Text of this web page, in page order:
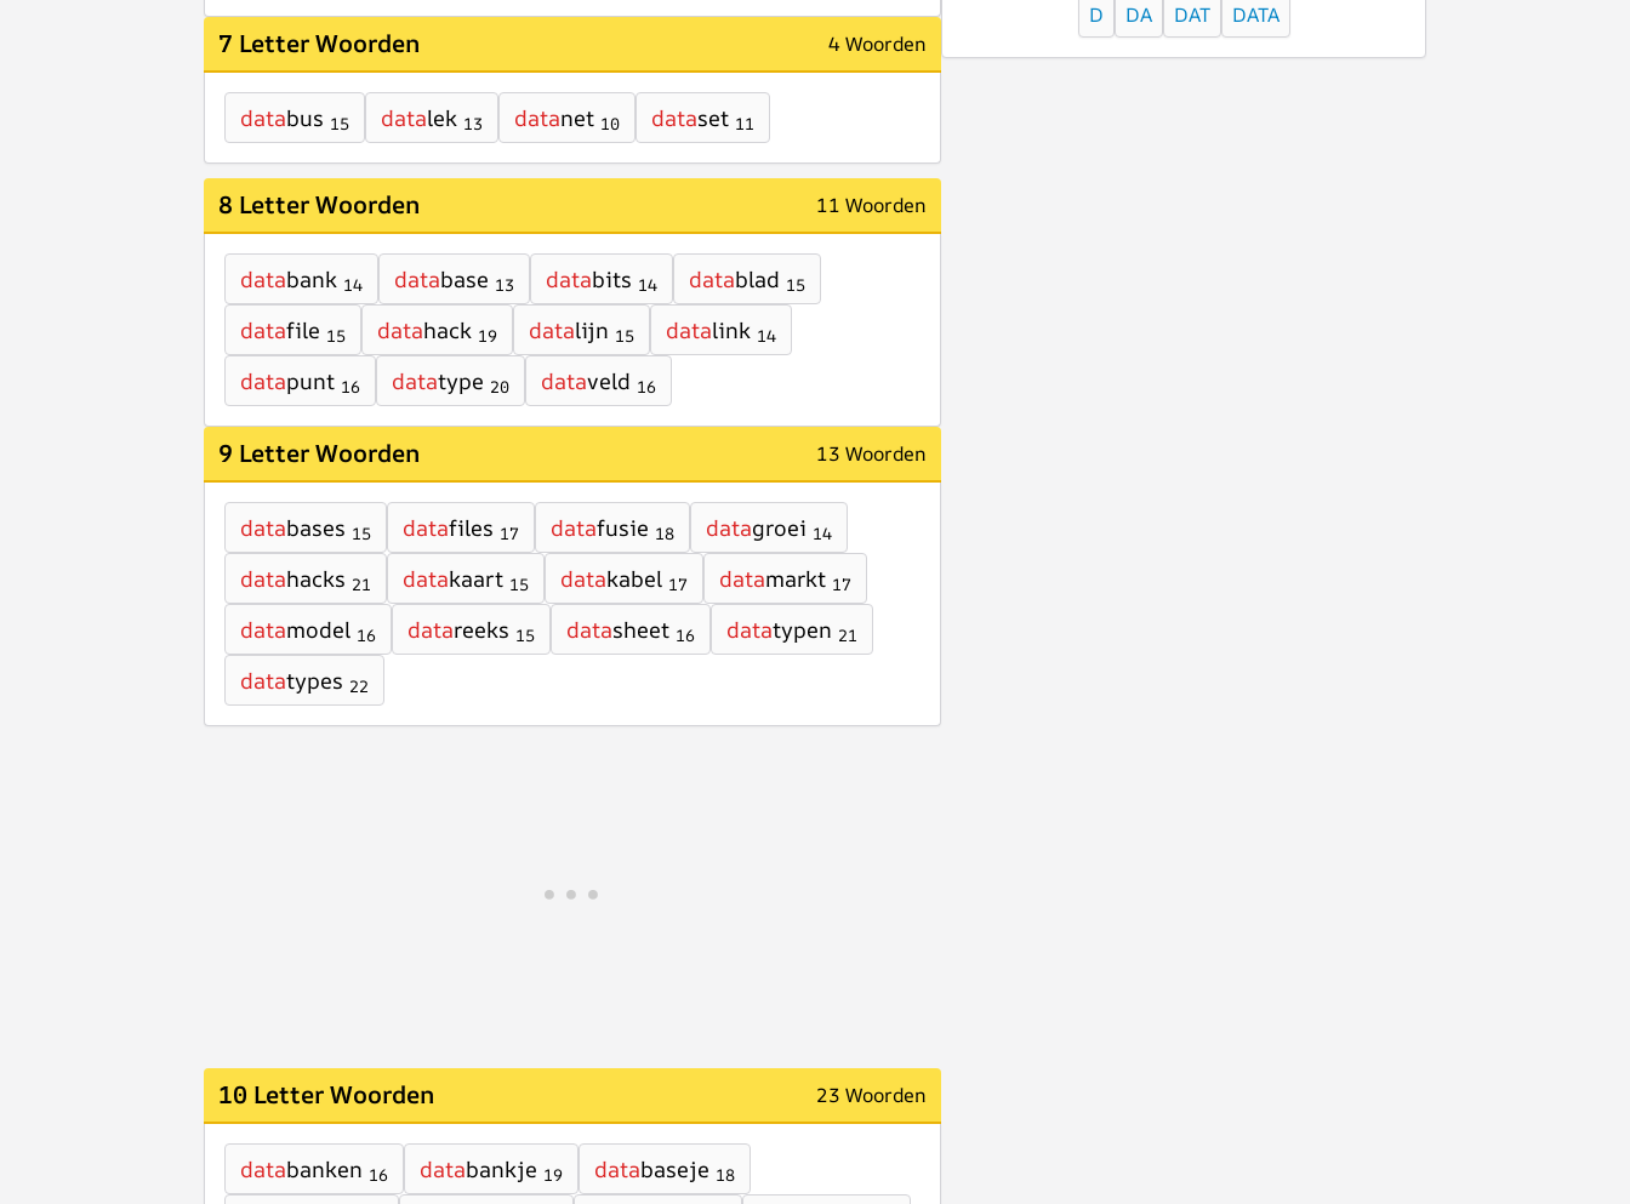
7 Letter Woorden 4 Woorden
databus 15 datalek 13 datanet 10 dataset 11
8 Letter Woorden 11 Woorden
databank 14 database 13 databits 14 datablad 15
datafile 15 datahack 19 datalijn 15 datalink 14
datapunt 16 datatype 20 dataveld 16
9 Letter Woorden 13 Woorden
databases 15 datafiles 17 datafusie 18 datagroei 14
datahacks 21 datakaart 15 datakabel 17 datamarkt 17
datamodel 16 datareeks 15 datasheet 16 datatypen 21
datatypes 22
10 Letter Woorden 23 Woorden
databanken 16 databankje 19 databaseje 18
D DA DAT DATA